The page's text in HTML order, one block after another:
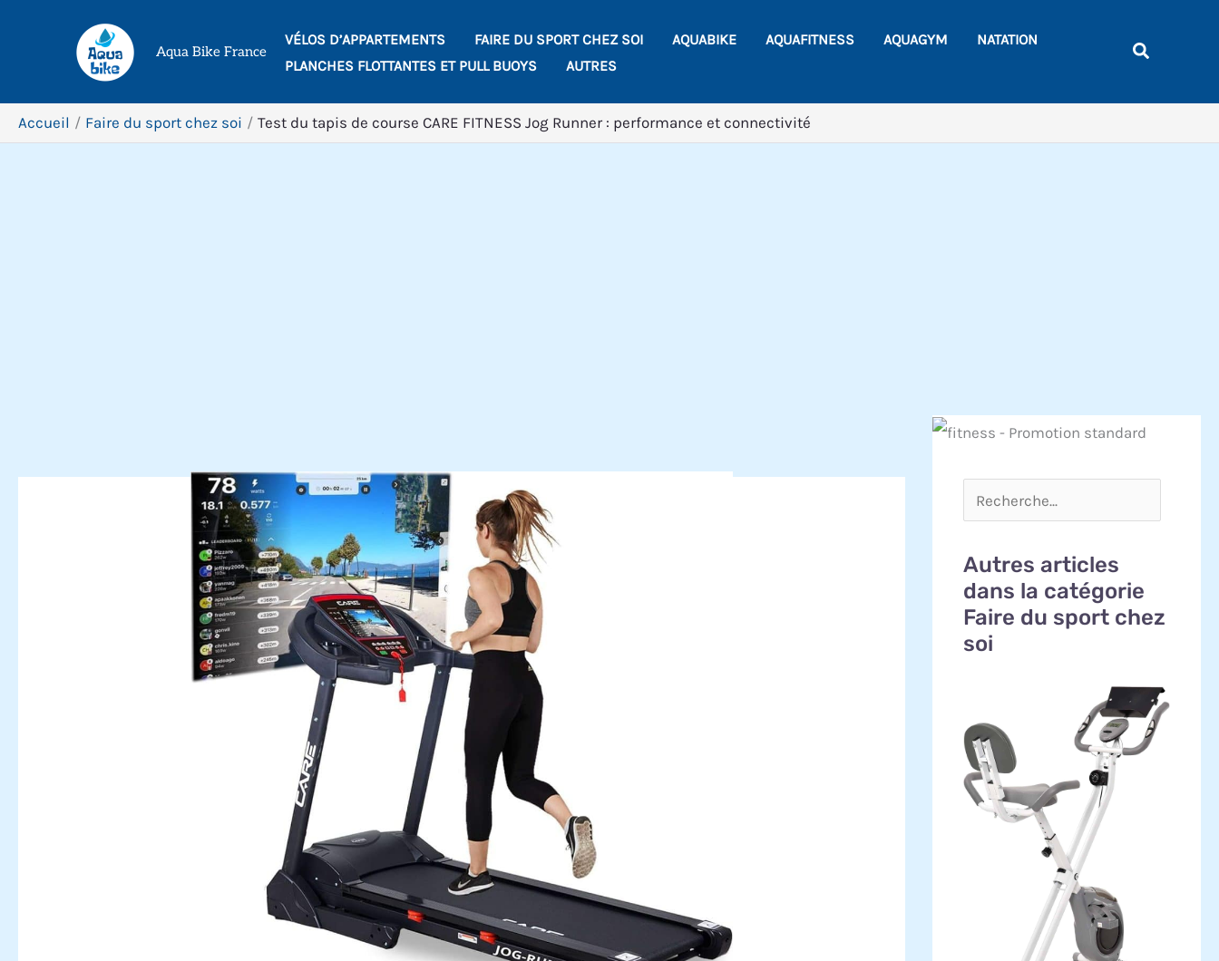
Aqua Bike France
VÉLOS D’APPARTEMENTS FAIRE DU SPORT CHEZ SOI AQUABIKE AQUAFITNESS AQUAGYM
NATATION
PLANCHES FLOTTANTES ET PULL BUOYS
AUTRES
Accueil Faire du sport chez soi Test du tapis de course CARE FITNESS Jog Runner : performance et connectivité
Autres articles
dans la catégorie
Faire du sport chez
soi